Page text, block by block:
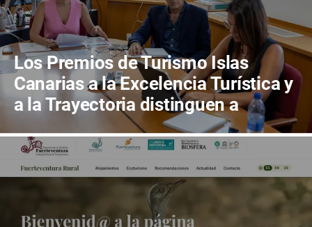
Los Premios de Turismo Islas
Canarias a la Excelencia Turística y
a la Trayectoria distinguen a
Bodegas Conatus y a Carlos Cebriá